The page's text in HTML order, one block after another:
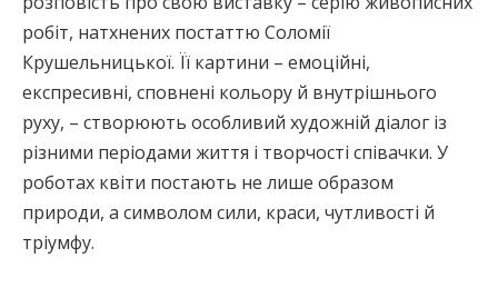
робіт, натхнених постаттю Соломії
Крушельницької. Її картини – емоційні,
експресивні, сповнені кольору й внутрішнього
руху, – створюють особливий художній діалог із
різними періодами життя і творчості співачки. У
роботах квіти постають не лише образом
природи, а символом сили, краси, чутливості й
тріумфу.